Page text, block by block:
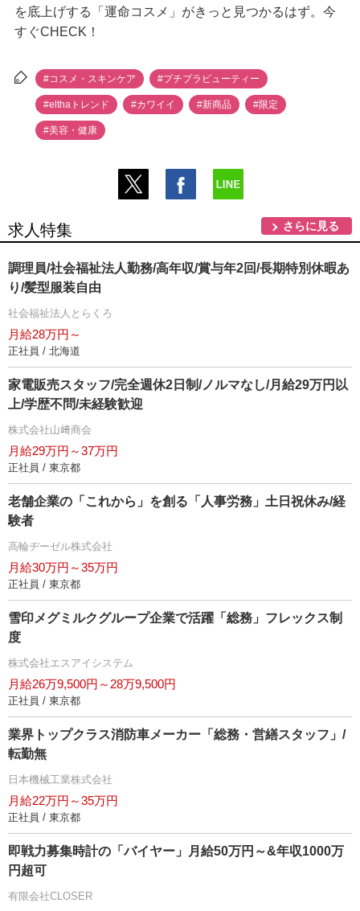
を底上げする「運命コスメ」がきっと見つかるはず。今
すぐCHECK！
#コスメ・スキンケア #プチプラビューティー
#elthaトレンド #カワイイ #新商品 #限定
#美容・健康
求人特集 さらに見る
調理員/社会福祉法人勤務/高年収/賞与年2回/長期特別休暇あ
り/髪型服装自由
社会福祉法人とらくろ
月給28万円～
正社員 / 北海道
家電販売スタッフ/完全週休2日制/ノルマなし/月給29万円以
上/学歴不問/未経験歓迎
株式会社山﨑商会
月給29万円～37万円
正社員 / 東京都
老舗企業の「これから」を創る「人事労務」土日祝休み/経
験者
高輪ヂーゼル株式会社
月給30万円～35万円
正社員 / 東京都
雪印メグミルクグループ企業で活躍「総務」フレックス制
度
株式会社エスアイシステム
月給26万9,500円～28万9,500円
正社員 / 東京都
業界トップクラス消防車メーカー「総務・営繕スタッフ」/
転勤無
日本機械工業株式会社
月給22万円～35万円
正社員 / 東京都
即戦力募集時計の「バイヤー」月給50万円～&年収1000万
円超可
有限会社CLOSER